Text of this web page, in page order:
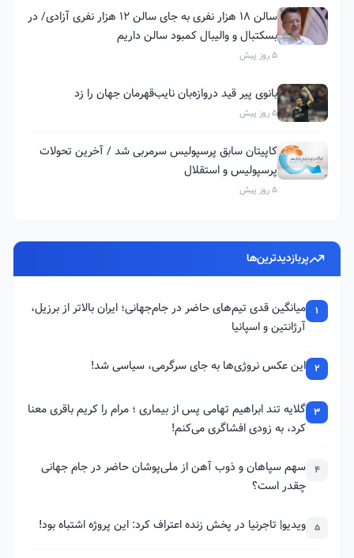
سالن ۱۸ هزار نفری به جای سالن ۱۲ هزار نفری آزادی/ در
بسکتبال و والیبال کمبود سالن داریم
5 روز پیش
بانوی پیر قید دروازه‌بان نایب‌قهرمان جهان را زد
5 روز پیش
کاپیتان سابق پرسپولیس سرمربی شد / آخرین تحولات
پرسپولیس و استقلال
5 روز پیش
پربازدیدترین‌ها
1
میانگین قدی تیم‌های حاضر در جام‌جهانی؛ ایران بالاتر از برزیل،
آرژانتین و اسپانیا
2 این عکس نروژی‌ها به جای سرگرمی، سیاسی شد!
3 گلایه تند ابراهیم تهامی پس از بیماری ؛ مرام را کریم باقری معنا
کرد، به زودی افشاگری می‌کنم!
4 سهم سپاهان و ذوب آهن از ملی‌پوشان حاضر در جام جهانی
چقدر است؟
5 ویدیو| تاجرنیا در پخش زنده اعتراف کرد: این پروژه اشتباه بود!